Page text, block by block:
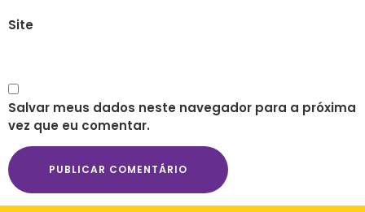
Site
Salvar meus dados neste navegador para a próxima
vez que eu comentar.